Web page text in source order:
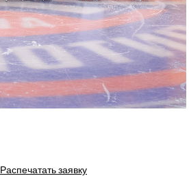
Распечатать заявку